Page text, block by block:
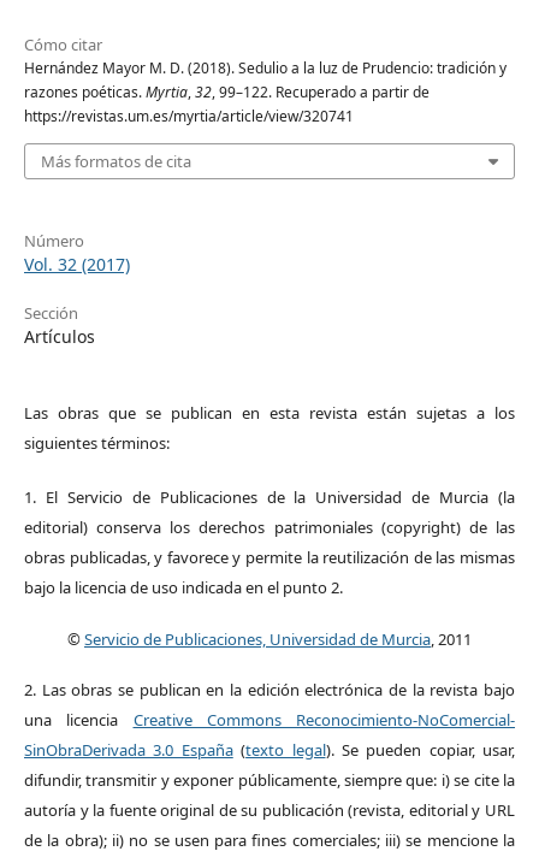
Cómo citar
Hernández Mayor M. D. (2018). Sedulio a la luz de Prudencio: tradición y
razones poéticas.Myrtia,32, 99–122. Recuperado a partir de
https://revistas.um.es/myrtia/article/view/320741
Más formatos de cita
Número
Vol. 32 (2017)
Sección
Artículos
Las obras que se publican en esta revista están sujetas a los
siguientes términos:
1. El Servicio de Publicaciones de la Universidad de Murcia (la
editorial) conserva los derechos patrimoniales (copyright) de las
obras publicadas, y favorece y permite la reutilización de las mismas
bajo la licencia de uso indicada en el punto 2.
©Servicio de Publicaciones, Universidad de Murcia, 2011
2. Las obras se publican en la edición electrónica de la revista bajo
una licencia Creative Commons Reconocimiento-NoComercial-
SinObraDerivada 3.0 España(texto legal). Se pueden copiar, usar,
difundir, transmitir y exponer públicamente, siempre que: i) se cite la
autoría y la fuente original de su publicación (revista, editorial y URL
de la obra); ii) no se usen para fines comerciales; iii) se mencione la